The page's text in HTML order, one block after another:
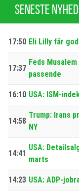
SENESTE
17:50 Eli Lilly får
17:37
Feds
passende
16:10 USA: ISM-
14:58
Trump: Irans
NY
14:41
USA:
marts
14:23 USA: ADP-